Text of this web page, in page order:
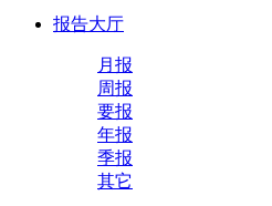
报告大厅
月报
周报
要报
年报
季报
其它